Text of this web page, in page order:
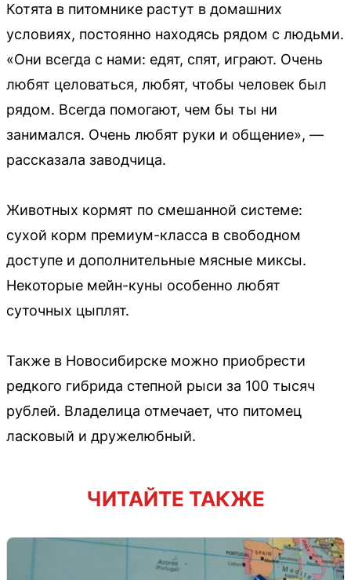
Котята в питомнике растут в домашних
условиях, постоянно находясь рядом с людьми.
«Они всегда с нами: едят, спят, играют. Очень
любят целоваться, любят, чтобы человек был
рядом. Всегда помогают, чем бы ты ни
занимался. Очень любят руки и общение», —
рассказала заводчица.
Животных кормят по смешанной системе:
сухой корм премиум-класса в свободном
доступе и дополнительные мясные миксы.
Некоторые мейн-куны особенно любят
суточных цыплят.
Также в Новосибирске можно приобрести
редкого гибрида степной рыси за 100 тысяч
рублей. Владелица отмечает, что питомец
ласковый и дружелюбный.
ЧИТАЙТЕ ТАКЖЕ